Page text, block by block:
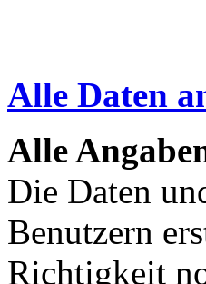
Alle Daten
Alle
Die Daten
Benutzern
Richtigkeit